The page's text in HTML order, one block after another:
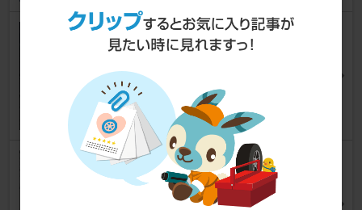
HANKOOK Ventus Prime4
CX-8 [KG]
30
AutoExe AutoExe Membersス
テッカー
[KG]